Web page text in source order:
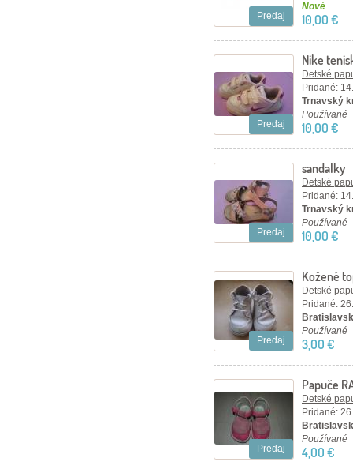
Predaj
Nové
10,00 €
Predaj
Nike
Detské
Pridané:
Trnavský
Používané
10,00 €
Predaj
sandalky
Detské
Pridané:
Trnavský
Používané
10,00 €
Predaj
Kožené
Detské
Pridané:
Používané
3,00 €
Predaj
Papuče
Detské
Pridané:
Používané
4,00 €